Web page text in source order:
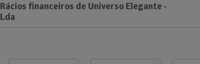
Rácios financeiros de Universo Elegante -
Lda